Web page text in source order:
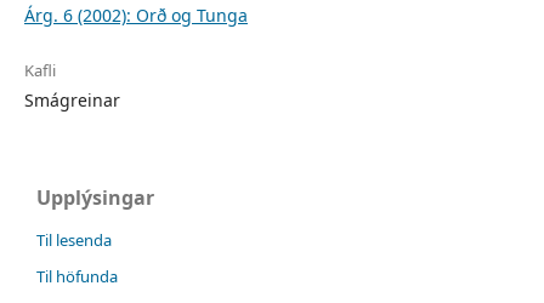
Árg. 6 (2002): Orð og Tunga
Kafli
Smágreinar
Upplýsingar
Til lesenda
Til höfunda